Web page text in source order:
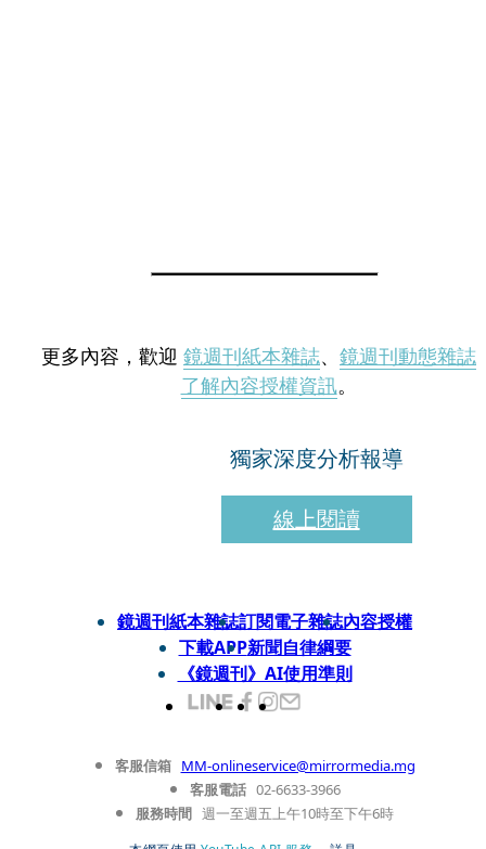
更多內容，歡迎 鏡週刊紙本雜誌、 鏡週刊動態雜誌
了解內容授權資訊。
獨家深度分析報導
線上閱讀
鏡週刊紙本雜誌訂閱電子雜誌內容授權
下載APP新聞自律綱要
《鏡週刊》AI使用準則
客服信箱 MM-onlineservice@mirrormedia.mg
客服電話 02-6633-3966
服務時間 週一至週五上午10時至下午6時